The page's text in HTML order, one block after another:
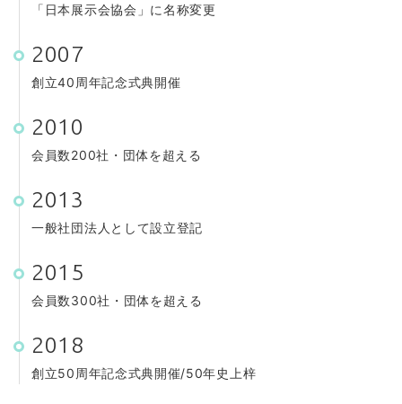
「日本展示会協会」に名称変更
2007
創立40周年記念式典開催
2010
会員数200社・団体を超える
2013
一般社団法人として設立登記
2015
会員数300社・団体を超える
2018
創立50周年記念式典開催/50年史上梓